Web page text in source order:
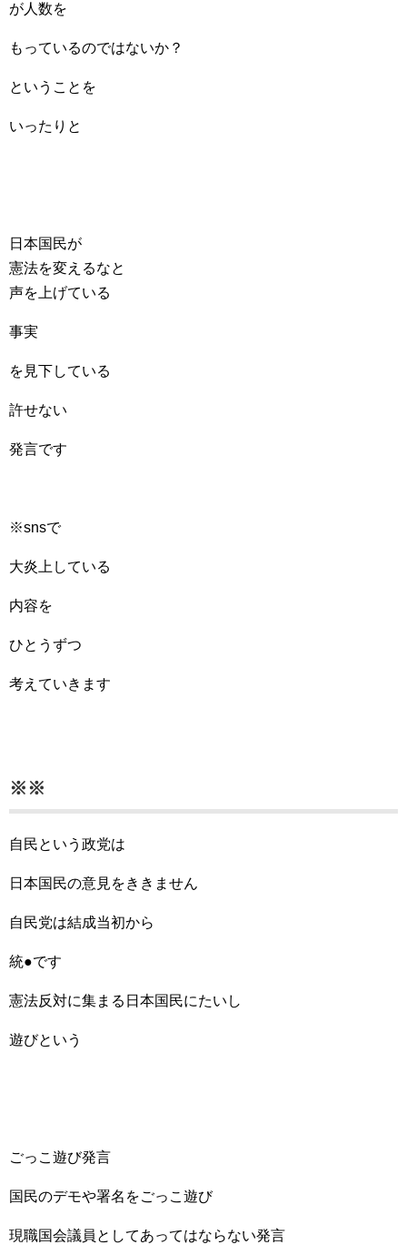
が人数を
もっているのではないか？
ということを
いったりと
日本国民が
憲法を変えるなと
声を上げている
事実
を見下している
許せない
発言です
※snsで
大炎上している
内容を
ひとうずつ
考えていきます
※※
自民という政党は
日本国民の意見をききません
自民党は結成当初から
統●です
憲法反対に集まる日本国民にたいし
遊びという
ごっこ遊び発言
国民のデモや署名をごっこ遊び
現職国会議員としてあってはならない発言